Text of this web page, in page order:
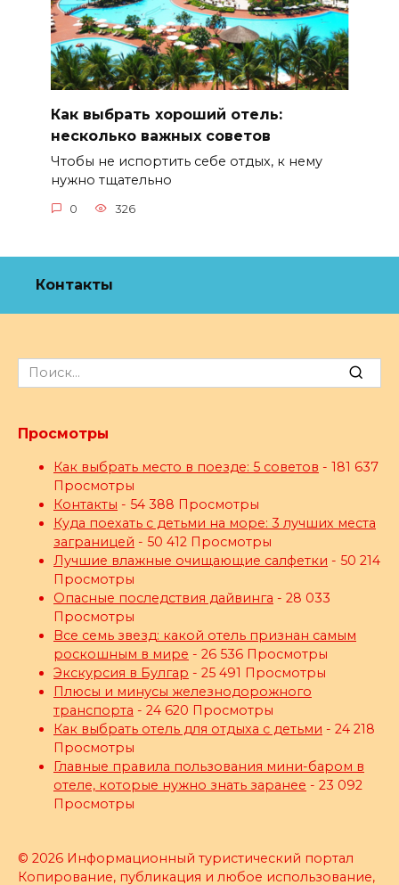
Как выбрать хороший отель:
несколько важных советов
Чтобы не испортить себе отдых, к нему
нужно тщательно
0 326
Контакты
Search
for:
Просмотры
Как выбрать место в поезде: 5 советов - 181 637
Просмотры
Контакты - 54 388 Просмотры
Куда поехать с детьми на море: 3 лучших места
заграницей - 50 412 Просмотры
Лучшие влажные очищающие салфетки - 50 214
Просмотры
Опасные последствия дайвинга - 28 033
Просмотры
Все семь звезд: какой отель признан самым
роскошным в мире - 26 536 Просмотры
Экскурсия в Булгар - 25 491 Просмотры
Плюсы и минусы железнодорожного
транспорта - 24 620 Просмотры
Как выбрать отель для отдыха с детьми - 24 218
Просмотры
Главные правила пользования мини-баром в
отеле, которые нужно знать заранее - 23 092
Просмотры
© 2026 Информационный туристический портал
Копирование, публикация и любое использование,